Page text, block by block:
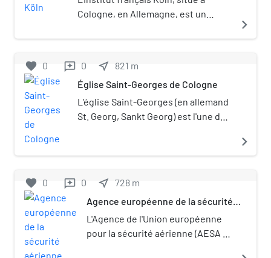
remonte au Xe siècle. L'église a reçu le
Pie XII.
Cologne, en Allemagne, est un
navigate_next
favorite 0 reviews 0 near_me 821 m
Église Saint-Georges de Cologne
L’église Saint-Georges (en allemand
St. Georg, Sankt Georg) est l'une des
navigate_next
favorite 0 reviews 0 near_me 728 m
Agence européenne de la sécurité
L'Agence de l'Union européenne
pour la sécurité aérienne (AESA ;